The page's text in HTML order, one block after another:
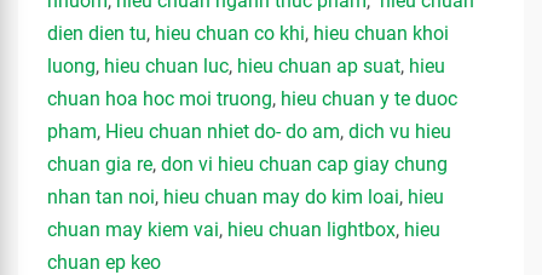
dien dien tu, hieu chuan co khi, hieu chuan khoi
luong, hieu chuan luc, hieu chuan ap suat, hieu
chuan hoa hoc moi truong, hieu chuan y te duoc
pham, Hieu chuan nhiet do- do am, dich vu hieu
chuan gia re, don vi hieu chuan cap giay chung
nhan tan noi, hieu chuan may do kim loai, hieu
chuan may kiem vai, hieu chuan lightbox, hieu
chuan ep keo